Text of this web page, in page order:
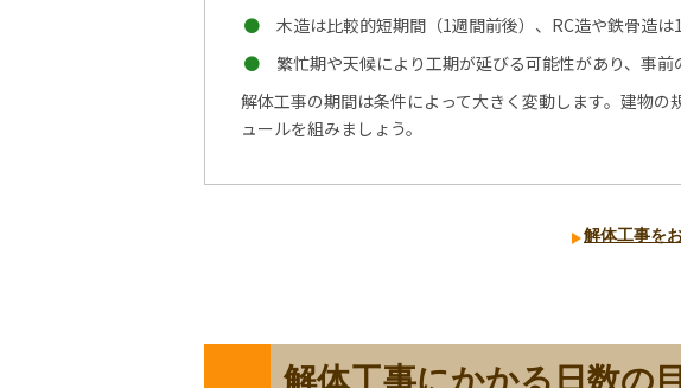
木造は比較的短期間（1週間前後）、RC造や鉄骨造は
繁忙期や天候により工期が延びる可能性があり、事
解体工事の期間は条件によって大きく変動します。建物
ュールを組みましょう。
解体工事を
解体工事にかかる日数の